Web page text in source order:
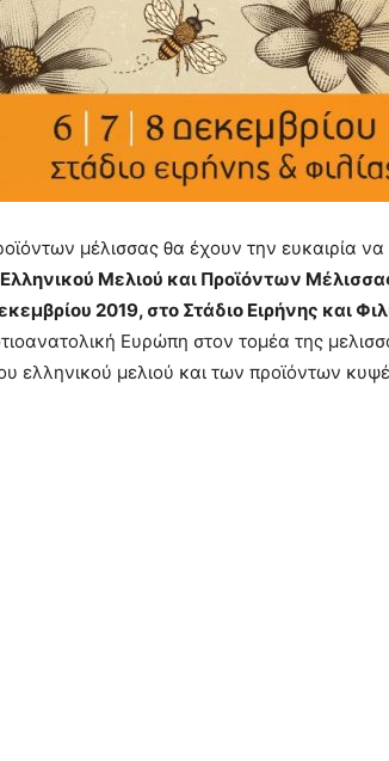
μέλισσας θα έχουν την ευκαιρία να
Μελιού και Προϊόντων
2019, στο Στάδιο Ειρήνης και
Ευρώπη στον τομέα της
ελληνικού μελιού και των προϊόντων